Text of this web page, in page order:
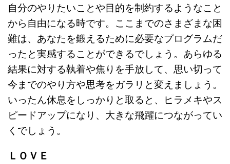
自分のやりたいことや目的を制約するようなこと
から自由になる時です。ここまでのさまざまな困
難は、あなたを鍛えるために必要なプログラムだ
ったと実感することができるでしょう。あらゆる
結果に対する執着や焦りを手放して、思い切って
今までのやり方や思考をガラリと変えましょう。
いったん休息をしっかりと取ると、ヒラメキやス
ピードアップになり、大きな飛躍につながってい
くでしょう。
ＬＯＶＥ